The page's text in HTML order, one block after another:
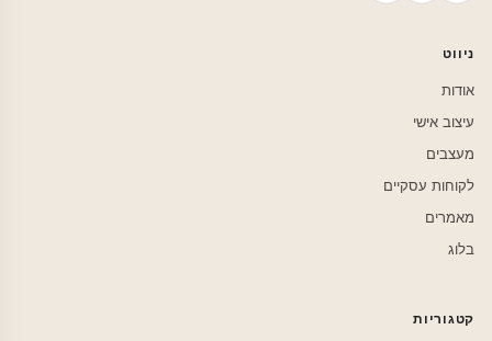
ניווט
אודות
עיצוב אישי
מעצבים
לקוחות עסקיים
מאמרים
בלוג
קטגוריות